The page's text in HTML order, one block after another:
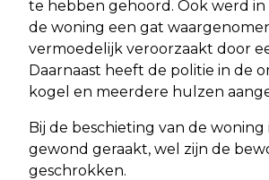
te hebben gehoord. Ook werd in
de woning een gat
vermoedelijk veroorzaakt door
Daarnaast heeft de politie in de
kogel en meerdere hulzen
Bij de beschieting van de woning
gewond geraakt, wel zijn de
geschrokken.